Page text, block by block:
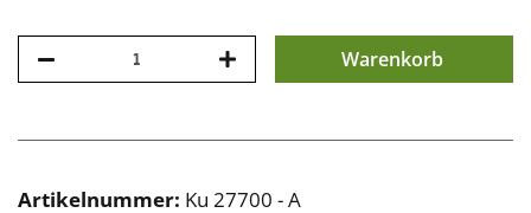
Warenkorb
Artikelnummer: Ku 27700 - A